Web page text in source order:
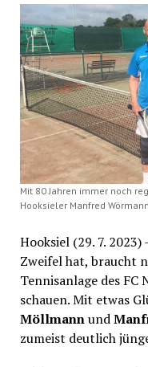
Mit 80 Jahren immer noch
Hooksieler Manfred
Hooksiel (29. 7.
Zweifel hat, braucht
Tennisanlage des FC
schauen. Mit etwas
Möllmannund
zumeist deutlich